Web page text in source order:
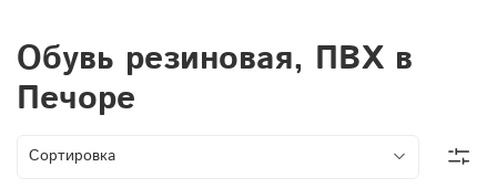
Обувь резиновая, ПВХ в
Печоре